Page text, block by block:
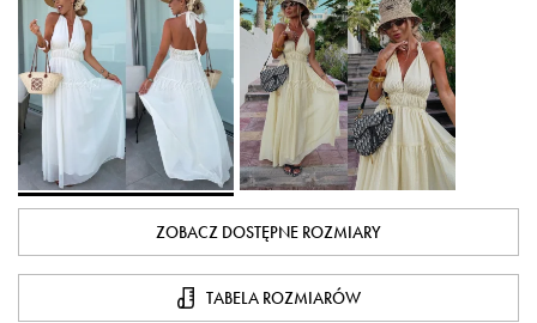
ZOBACZ DOSTĘPNE ROZMIARY
TABELA ROZMIARÓW